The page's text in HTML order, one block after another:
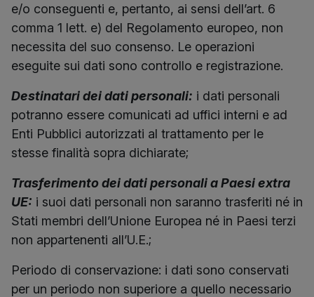
e/o conseguenti e, pertanto, ai sensi dell’art. 6
comma 1 lett. e) del Regolamento europeo, non
necessita del suo consenso. Le operazioni
eseguite sui dati sono controllo e registrazione.
Destinatari dei dati personali: i dati personali
potranno essere comunicati ad uffici interni e ad
Enti Pubblici autorizzati al trattamento per le
stesse finalità sopra dichiarate;
Trasferimento dei dati personali a Paesi extra
UE: i suoi dati personali non saranno trasferiti né in
Stati membri dell’Unione Europea né in Paesi terzi
non appartenenti all’U.E.;
Periodo di conservazione: i dati sono conservati
per un periodo non superiore a quello necessario